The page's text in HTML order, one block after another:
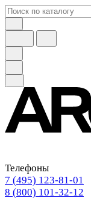
Телефоны
7 (495) 123-81-01
8 (800) 101-32-12